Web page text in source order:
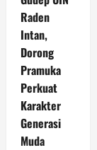
Raden
Intan,
Dorong
Pramuka
Perkuat
Karakter
Generasi
Muda